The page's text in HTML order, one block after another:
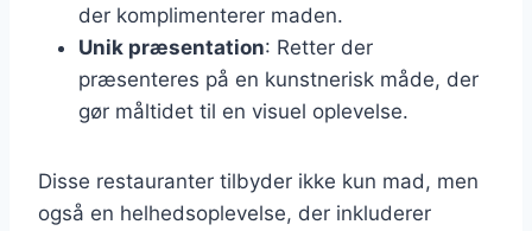
der komplimenterer maden.
Unik præsentation: Retter der
præsenteres på en kunstnerisk måde, der
gør måltidet til en visuel oplevelse.
Disse restauranter tilbyder ikke kun mad, men
også en helhedsoplevelse, der inkluderer